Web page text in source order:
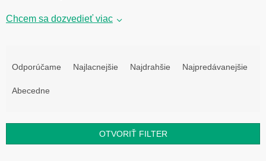
Chcem sa dozvedieť viac
p
Odporúčame Najlacnejšie Najdrahšie Najpredávanejšie
Abecedne
OTVORIŤ FILTER